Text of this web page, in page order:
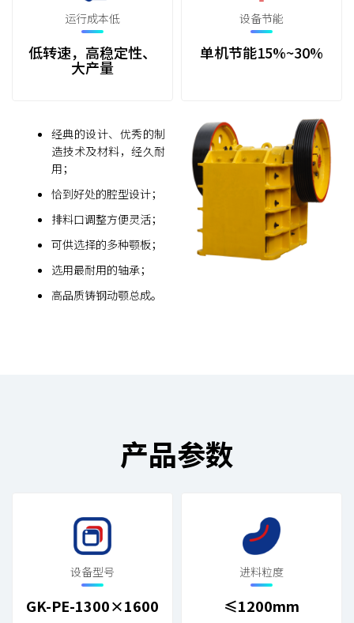
运行成本低
低转速，高稳定性、
大产量
设备节能
单机节能15%~30%
经典的设计、优秀的制
造技术及材料，经久耐
用；
恰到好处的腔型设计；
排料口调整方便灵活；
可供选择的多种颚板；
选用最耐用的轴承；
高品质铸钢动颚总成。
产品参数
设备型号
GK-PE-1300×1600
进料粒度
≤1200mm